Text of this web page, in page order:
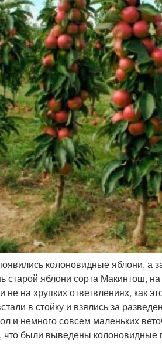
колоновидные яблони, а
старой яблони сорта Макинтош,
на хрупких ответвлениях, как
в стойку и взялись за
и немного совсем маленьких
были выведены колоновидные